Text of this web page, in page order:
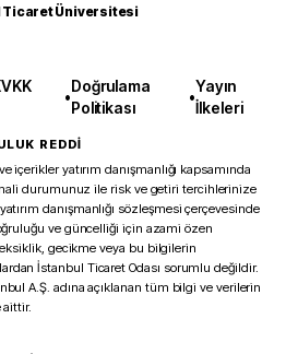
Ticaret Üniversitesi
•
Doğrulama
Politikası
•
Yayın
İlkeleri
REDDİ
yatırım danışmanlığı kapsamında
mali durumunuz ile risk ve getiri tercihlerinize
danışmanlığı sözleşmesi çerçevesinde
ve güncelliği için azami özen
gecikme veya bu bilgilerin
İstanbul Ticaret Odası sorumlu değildir.
A.Ş. adına açıklanan tüm bilgi ve verilerin
aittir.